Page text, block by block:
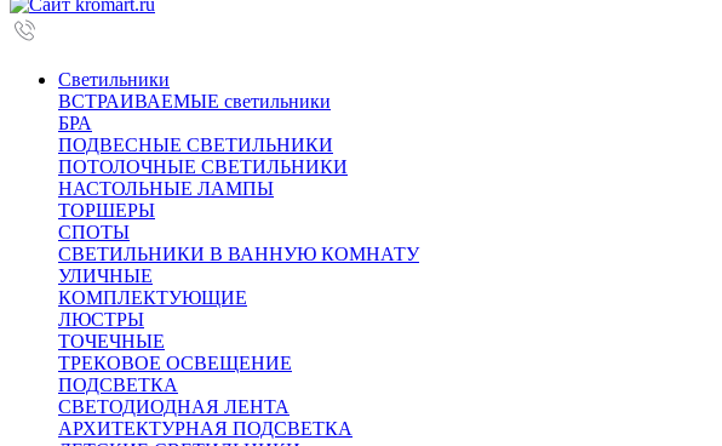
Светильники
ВСТРАИВАЕМЫЕ светильники
БРА
ПОДВЕСНЫЕ СВЕТИЛЬНИКИ
ПОТОЛОЧНЫЕ СВЕТИЛЬНИКИ
НАСТОЛЬНЫЕ ЛАМПЫ
ТОРШЕРЫ
СПОТЫ
СВЕТИЛЬНИКИ В ВАННУЮ КОМНАТУ
УЛИЧНЫЕ
КОМПЛЕКТУЮЩИЕ
ЛЮСТРЫ
ТОЧЕЧНЫЕ
ТРЕКОВОЕ ОСВЕЩЕНИЕ
ПОДСВЕТКА
СВЕТОДИОДНАЯ ЛЕНТА
АРХИТЕКТУРНАЯ ПОДСВЕТКА